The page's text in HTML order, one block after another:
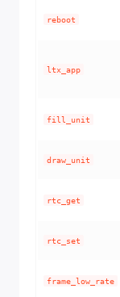
reboot
ltx_app
fill_unit
draw_unit
rtc_get
rtc_set
frame_low_rate